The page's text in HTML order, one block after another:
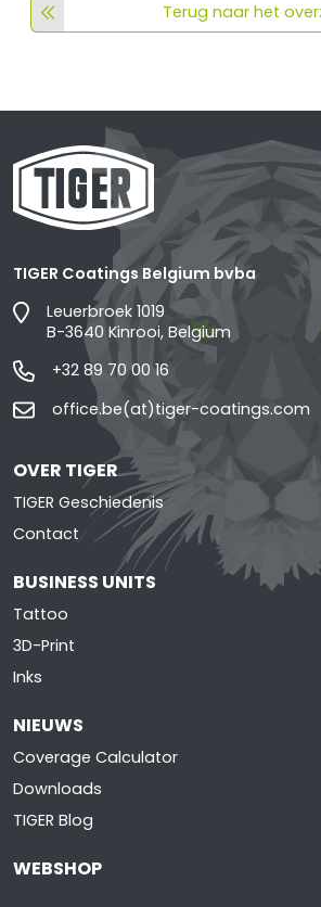
Terug naar het
TIGER Coatings Belgium bvba
Leuerbroek 1019
B-3640 Kinrooi, Belgium
+32 89 70 00 16
office.be(at)tiger-coatings.com
OVER TIGER
TIGER Geschiedenis
Contact
BUSINESS UNITS
Tattoo
3D-Print
Inks
NIEUWS
Coverage Calculator
Downloads
TIGER Blog
WEBSHOP